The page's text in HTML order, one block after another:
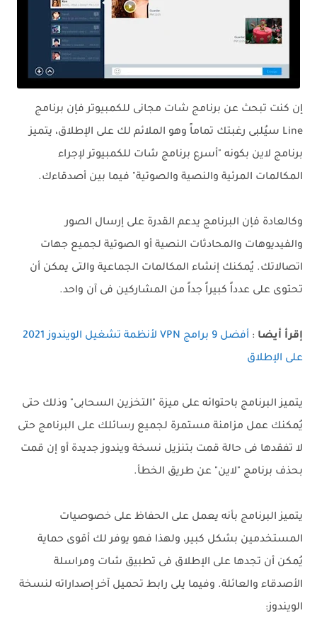
إن كنت تبحث عن برنامج شات مجانى للكمبيوتر فإن برنامج
Line سيُلبى رغبتك تماماً وهو الملائم لك على الإطلاق، يتميز
برنامج لاين بكونه "أسرع برنامج شات للكمبيوتر لإجراء
المكالمات المرئية والنصية والصوتية" فيما بين أصدقاءك.
وكالعادة فإن البرنامج يدعم القدرة على إرسال الصور
والفيديوهات والمحادثات النصية أو الصوتية لجميع جهات
اتصالاتك. يُمكنك إنشاء المكالمات الجماعية والتى يمكن أن
تحتوى على عدداً كبيراً جداً من المشاركين فى آن واحد.
إقرأ أيضا :
أفضل 9 برامج VPN لأنظمة تشغيل الويندوز 2021
على الإطلاق
يتميز البرنامج باحتوائه على ميزة "التخزين السحابى" وذلك حتى
يُمكنك عمل مزامنة مستمرة لجميع رسائلك على البرنامج حتى
لا تفقدها فى حالة قمت بتنزيل نسخة ويندوز جديدة أو إن قمت
بحذف برنامج "لاين" عن طريق الخطأ.
يتميز البرنامج بأنه يعمل على الحفاظ على خصوصيات
المستخدمين بشكل كبير، ولهذا فهو يوفر لك أقوى حماية
يُمكن أن تجدها على الإطلاق فى تطبيق شات ومراسلة
الأصدقاء والعائلة. وفيما يلى رابط تحميل آخر إصداراته لنسخة
الويندوز: